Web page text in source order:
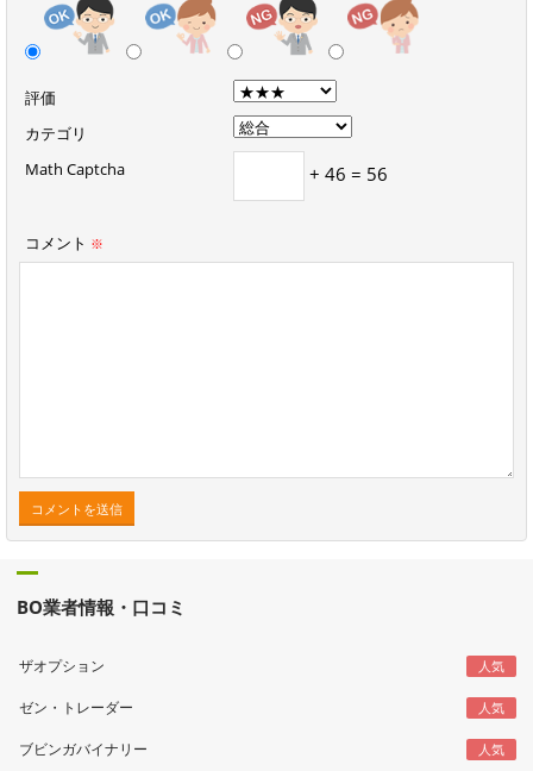
評価
カテゴリ
Math Captcha
+ 46 = 56
コメント ※
BO業者情報・口コミ
ザオプション 人気
ゼン・トレーダー 人気
ブビンガバイナリー 人気